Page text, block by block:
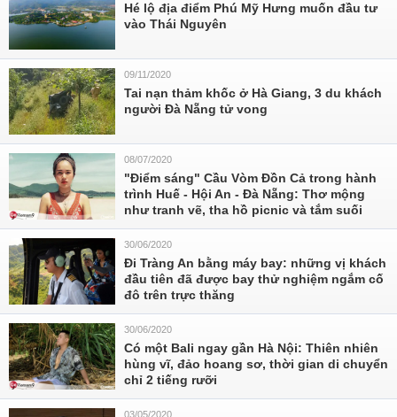
Hé lộ địa điểm Phú Mỹ Hưng muốn đầu tư
vào Thái Nguyên
09/11/2020
Tai nạn thảm khốc ở Hà Giang, 3 du khách
người Đà Nẵng tử vong
08/07/2020
"Điểm sáng" Cầu Vòm Đồn Cả trong hành
trình Huế - Hội An - Đà Nẵng: Thơ mộng
như tranh vẽ, tha hồ picnic và tắm suối
30/06/2020
Đi Tràng An bằng máy bay: những vị khách
đầu tiên đã được bay thử nghiệm ngắm cố
đô trên trực thăng
30/06/2020
Có một Bali ngay gần Hà Nội: Thiên nhiên
hùng vĩ, đảo hoang sơ, thời gian di chuyển
chỉ 2 tiếng rưỡi
03/05/2020